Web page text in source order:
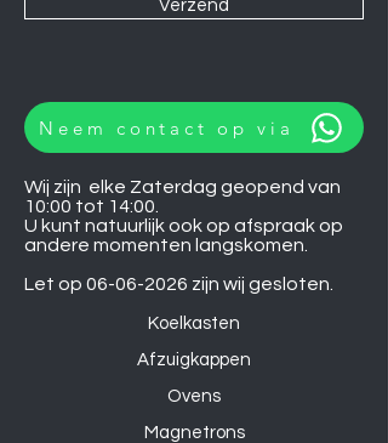
Verzend
Neem contact op via
Wij zijn elke Zaterdag geopend van
10:00 tot 14:00.
U kunt natuurlijk ook op afspraak op
andere momenten langskomen.
Let op 06-06-2026 zijn wij gesloten.
Koelkasten
Afzuigkappen
Ovens
Magnetrons